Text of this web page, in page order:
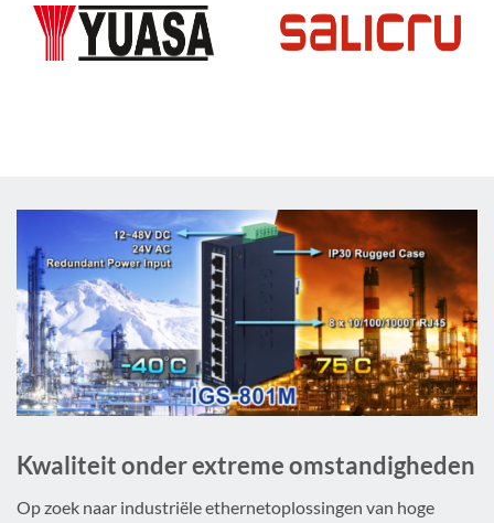
Kwaliteit onder extreme omstandigheden
Op zoek naar industriële ethernetoplossingen van hoge